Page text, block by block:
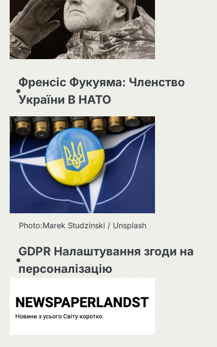
Френсіс Фукуяма: Членство
України В НАТО
Photo:Marek Studzinski / Unsplash
GDPR Налаштування згоди на
персоналізацію